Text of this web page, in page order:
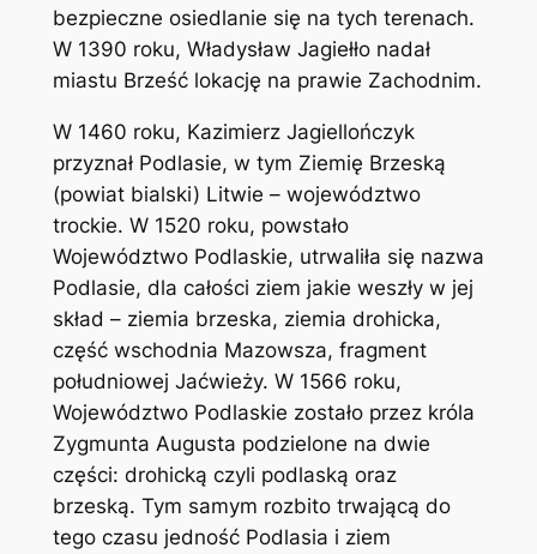
bezpieczne osiedlanie się na tych terenach.
W 1390 roku, Władysław Jagiełło nadał
miastu Brześć lokację na prawie Zachodnim.
W 1460 roku, Kazimierz Jagiellończyk
przyznał Podlasie, w tym Ziemię Brzeską
(powiat bialski) Litwie – województwo
trockie. W 1520 roku, powstało
Województwo Podlaskie, utrwaliła się nazwa
Podlasie, dla całości ziem jakie weszły w jej
skład – ziemia brzeska, ziemia drohicka,
część wschodnia Mazowsza, fragment
południowej Jaćwieży. W 1566 roku,
Województwo Podlaskie zostało przez króla
Zygmunta Augusta podzielone na dwie
części: drohicką czyli podlaską oraz
brzeską. Tym samym rozbito trwającą do
tego czasu jedność Podlasia i ziem